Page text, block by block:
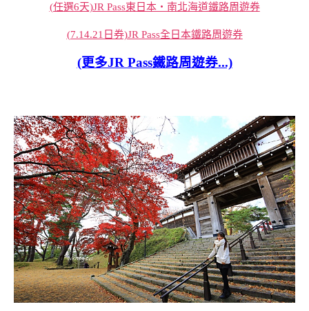
(任選6天)JR Pass東日本・南北海道鐵路周遊券
(7.14.21日券)JR Pass全日本鐵路周遊券
(更多JR Pass鐵路周遊券...)